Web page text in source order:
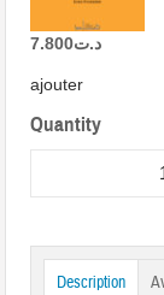
د.ت7.800
ajouter
Quantity
Description